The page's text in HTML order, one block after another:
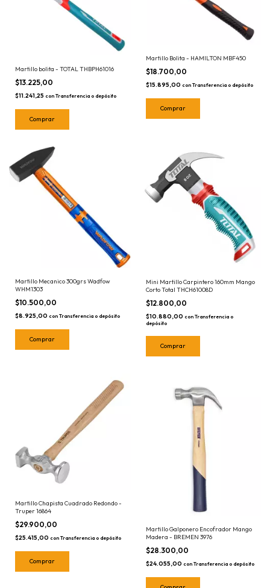
Martillo bolita - TOTAL THBPH61016
$13.225,00
$11.241,25 con Transferencia o depósito
Martillo Bolita - HAMILTON MBF450
$18.700,00
$15.895,00 con Transferencia o depósito
Martillo Mecanico 300grs Wadfow
WHM1303
$10.500,00
$8.925,00 con Transferencia o depósito
Mini Martillo Carpintero 160mm Mango
Corto Total THCH61008D
$12.800,00
$10.880,00 con Transferencia o
depósito
Martillo Chapista Cuadrado Redondo -
Truper 16864
$29.900,00
$25.415,00 con Transferencia o depósito
Martillo Galponero Encofrador Mango
Madera - BREMEN 3976
$28.300,00
$24.055,00 con Transferencia o depósito